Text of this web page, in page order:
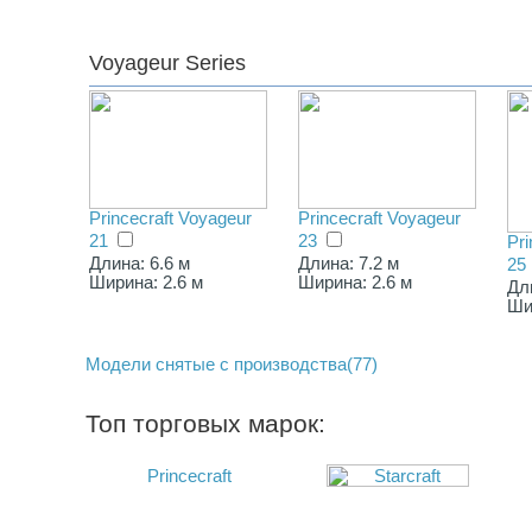
Voyageur Series
Princecraft Voyageur
21
Длина: 6.6 м
Ширина: 2.6 м
Princecraft Voyageur
23
Длина: 7.2 м
Ширина: 2.6 м
25
Модели снятые с производства(77)
Топ торговых марок: